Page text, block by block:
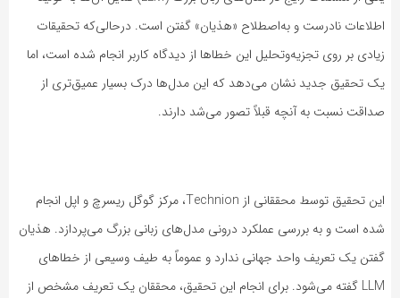
اطلاعات نادرست و به‌اصطلاح «هذیان» گفتن است. درحالی‌که تحقیقات
زیادی بر روی تجزیه‌وتحلیل این خطاها از دیدگاه کاربر انجام شده است، اما
یک تحقیق جدید نشان می‌دهد که این مدل‌ها درک بسیار عمیق‌تری از
صداقت نسبت به آنچه قبلاً تصور می‌شد دارند.
این تحقیق توسط محققانی از Technion، مرکز گوگل ریسرچ و اپل انجام
شده است و به بررسی عملکرد درونی مدل‌های زبانی بزرگ می‌پردازد. هذیان
گفتن یک تعریف واحد جهانی ندارد و عموماً به طیف وسیعی از خطاهای
LLM گفته می‌شود. برای انجام این تحقیق، محققان یک تعریف مشخص از